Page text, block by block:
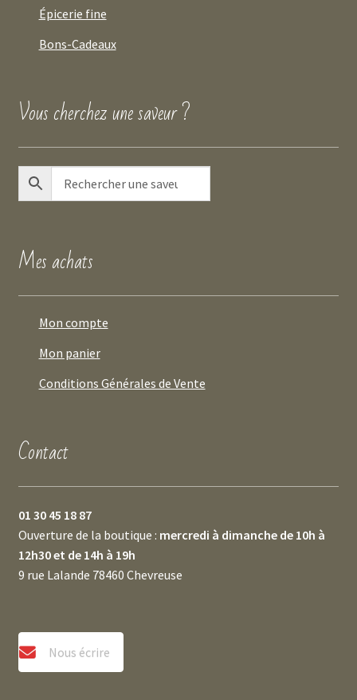
Épicerie fine
Bons-Cadeaux
Vous cherchez une saveur ?
Mes achats
Mon compte
Mon panier
Conditions Générales de Vente
Contact
01 30 45 18 87
Ouverture de la boutique : mercredi à dimanche de 10h à
12h30 et de 14h à 19h
9 rue Lalande 78460 Chevreuse
Nous écrire